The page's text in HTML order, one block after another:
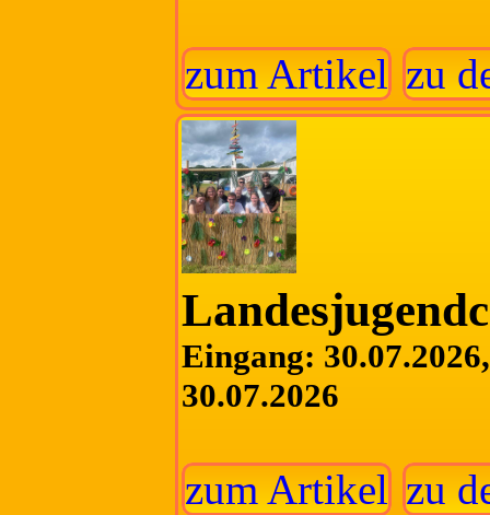
zum Artikel zu
Eingang:
30.07.2026
zum Artikel zu